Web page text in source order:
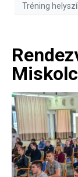
Tréning